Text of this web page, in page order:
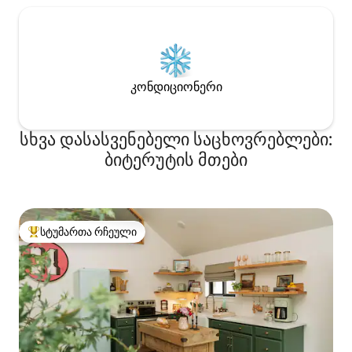
კონდიციონერი
სხვა დასასვენებელი საცხოვრებლები:
ბიტერუტის მთები
სტუმართა რჩეული მოწინავე ვარიანტი
სტუმართა რჩეული